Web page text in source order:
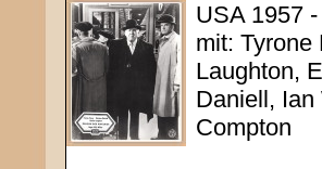
USA 1957
mit: Tyrone
Laughton,
Daniell, Ian
Compton